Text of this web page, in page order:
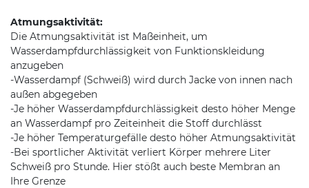
Atmungsaktivität:
Die Atmungsaktivität ist Maßeinheit, um
Wasserdampfdurchlässigkeit von Funktionskleidung
anzugeben
-Wasserdampf (Schweiß) wird durch Jacke von innen nach
außen abgegeben
-Je höher Wasserdampfdurchlässigkeit desto höher Menge
an Wasserdampf pro Zeiteinheit die Stoff durchlässt
-Je höher Temperaturgefälle desto höher Atmungsaktivität
-Bei sportlicher Aktivität verliert Körper mehrere Liter
Schweiß pro Stunde. Hier stößt auch beste Membran an
Ihre Grenze